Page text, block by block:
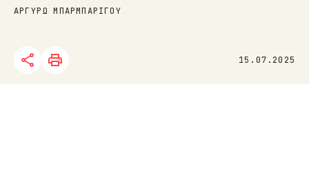
15.07.2025
ΑΡΓΥΡΩ ΜΠΑΡΜΠΑΡΙΓΟΥ